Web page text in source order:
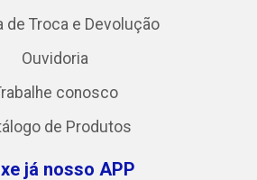
de Troca e Devolução
Ouvidoria
conosco
de Produtos
já nosso APP